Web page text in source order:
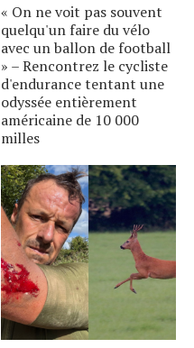
« On ne voit pas souvent
quelqu'un faire du vélo
avec un ballon de football
» – Rencontrez le cycliste
d'endurance tentant une
odyssée entièrement
américaine de 10 000
milles